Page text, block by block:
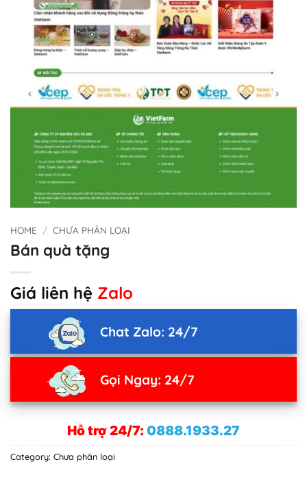
HOME / CHƯA PHÂN LOẠI
Bán quà tặng
Giá liên hệ Zalo
Chat Zalo: 24/7
Gọi Ngay: 24/7
Hỗ trợ 24/7: 0888.1933.27
Category: Chưa phân loại